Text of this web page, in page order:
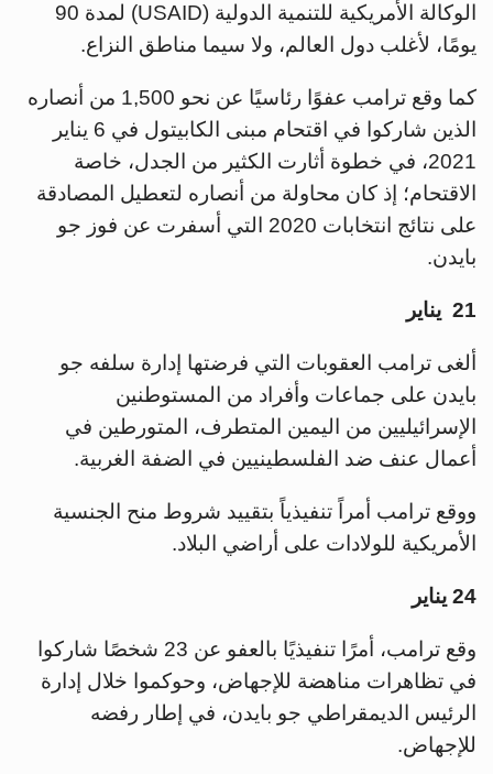
الوكالة الأمريكية للتنمية الدولية (USAID) لمدة 90
يومًا، لأغلب دول العالم، ولا سيما مناطق النزاع.
كما وقع ترامب عفوًا رئاسيًا عن نحو 1,500 من أنصاره
الذين شاركوا في اقتحام مبنى الكابيتول في 6 يناير
2021، في خطوة أثارت الكثير من الجدل، خاصة
الاقتحام؛ إذ كان محاولة من أنصاره لتعطيل المصادقة
على نتائج انتخابات 2020 التي أسفرت عن فوز جو
بايدن.
21 يناير
ألغى ترامب العقوبات التي فرضتها إدارة سلفه جو
بايدن على جماعات وأفراد من المستوطنين
الإسرائيليين من اليمين المتطرف، المتورطين في
أعمال عنف ضد الفلسطينيين في الضفة الغربية.
ووقع ترامب أمراً تنفيذياً بتقييد شروط منح الجنسية
الأمريكية للولادات على أراضي البلاد.
24 يناير
وقع ترامب، أمرًا تنفيذيًا بالعفو عن 23 شخصًا شاركوا
في تظاهرات مناهضة للإجهاض، وحوكموا خلال إدارة
الرئيس الديمقراطي جو بايدن، في إطار رفضه
للإجهاض.